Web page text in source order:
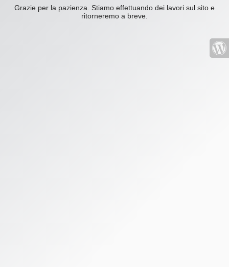
Grazie per la pazienza. Stiamo effettuando dei lavori sul sito e
ritorneremo a breve.